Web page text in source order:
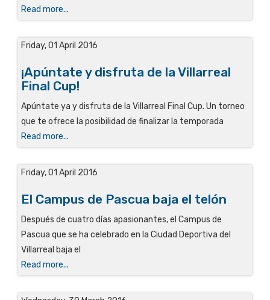
Read more...
Friday, 01 April 2016
¡Apúntate y disfruta de la Villarreal
Final Cup!
Apúntate ya y disfruta de la Villarreal Final Cup. Un torneo
que te ofrece la posibilidad de finalizar la temporada
Read more...
Friday, 01 April 2016
El Campus de Pascua baja el telón
Después de cuatro días apasionantes, el Campus de
Pascua que se ha celebrado en la Ciudad Deportiva del
Villarreal baja el
Read more...